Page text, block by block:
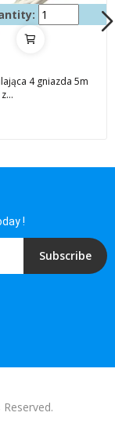
4 gniazda 5m
!
Subscribe